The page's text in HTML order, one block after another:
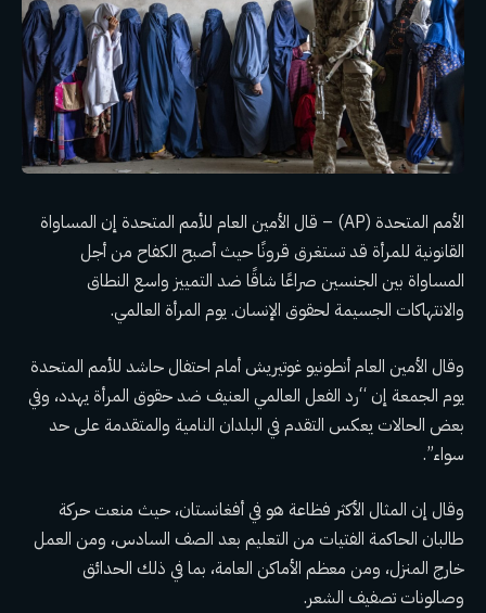
الأمم المتحدة (AP) – قال الأمين العام للأمم المتحدة إن المساواة
القانونية للمرأة قد تستغرق قرونًا حيث أصبح الكفاح من أجل
المساواة بين الجنسين صراعًا شاقًا ضد التمييز واسع النطاق
والانتهاكات الجسيمة لحقوق الإنسان. يوم المرأة العالمي.
وقال الأمين العام أنطونيو غوتيريش أمام احتفال حاشد للأمم المتحدة
يوم الجمعة إن “رد الفعل العالمي العنيف ضد حقوق المرأة يهدد، وفي
بعض الحالات يعكس التقدم في البلدان النامية والمتقدمة على حد
سواء”.
وقال إن المثال الأكثر فظاعة هو في أفغانستان، حيث منعت حركة
طالبان الحاكمة الفتيات من التعليم بعد الصف السادس، ومن العمل
خارج المنزل، ومن معظم الأماكن العامة، بما في ذلك الحدائق
وصالونات تصفيف الشعر.